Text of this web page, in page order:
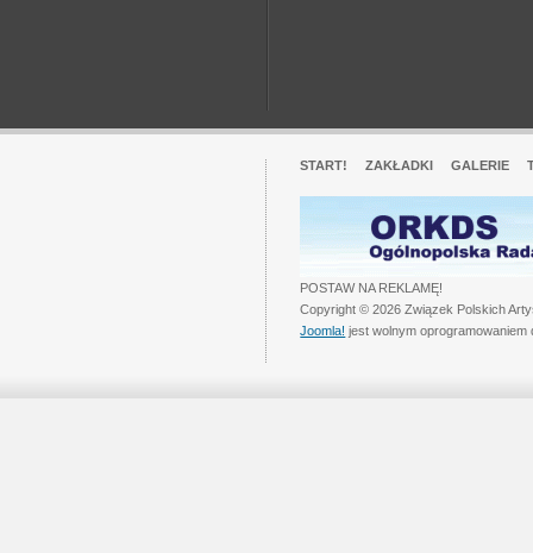
START! ZAKŁADKI GALERIE
POSTAW NA REKLAMĘ!
Copyright © 2026 Związek Polskich
Joomla! jest wolnym